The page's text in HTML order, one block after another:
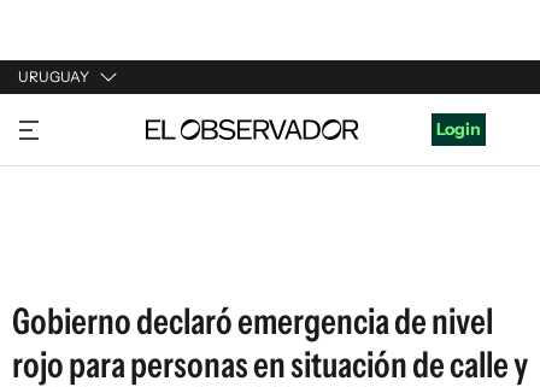
URUGUAY
URUGUAY
ARGENTINA
Login
Gobierno declaró emergencia de nivel
rojo para personas en situación de calle y